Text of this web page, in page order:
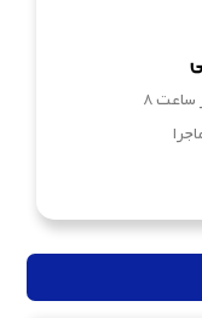
امکان مرجوعی بدون دردسر و پشتیبانی فعال از ساعت ۸